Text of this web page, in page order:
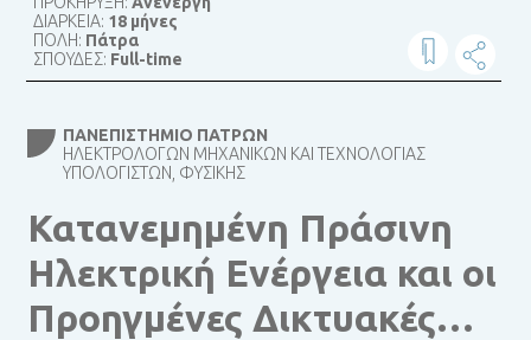
ΔΙΑΡΚΕΙΑ: 18 μήνες
ΠΟΛΗ: Πάτρα
ΣΠΟΥΔΕΣ: Full-time
ΠΑΝΕΠΙΣΤΉΜΙΟ ΠΑΤΡΏΝ
ΗΛΕΚΤΡΟΛΌΓΩΝ ΜΗΧΑΝΙΚΏΝ ΚΑΙ ΤΕΧΝΟΛΟΓΊΑΣ
ΥΠΟΛΟΓΙΣΤΏΝ, ΦΥΣΙΚΉΣ
Κατανεμημένη Πράσινη
Ηλεκτρική Ενέργεια και οι
Προηγμένες Δικτυακές